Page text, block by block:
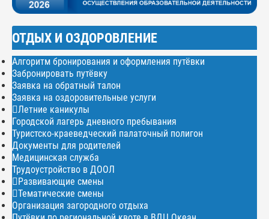
ОТДЫХ И ОЗДОРОВЛЕНИЕ
Алгоритм бронирования и оформления путёвки
Забронировать путёвку
Заявка на обратный талон
Заявка на оздоровительные услуги
Летние каникулы
Городской лагерь дневного пребывания
Туристско-краеведческий палаточный полигон
Документы для родителей
Медицинская служба
Трудоустройство в ДООЛ
Развивающие смены
Тематические смены
Организация загородного отдыха